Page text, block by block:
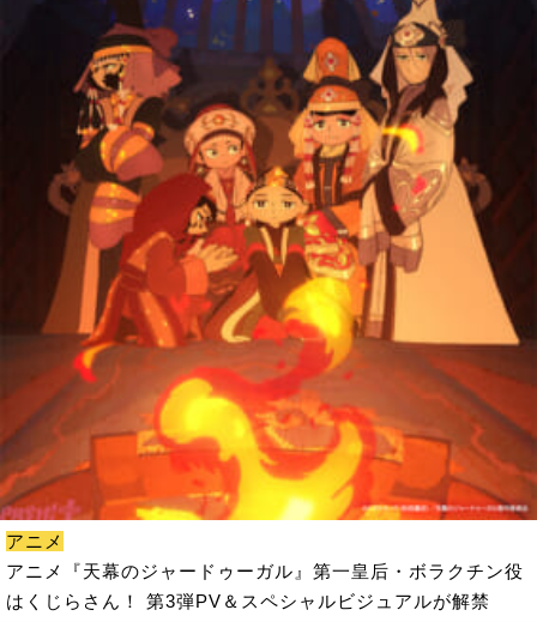
アニメ
アニメ『天幕のジャードゥーガル』第一皇后・ボラクチン役
はくじらさん！ 第3弾PV＆スペシャルビジュアルが解禁